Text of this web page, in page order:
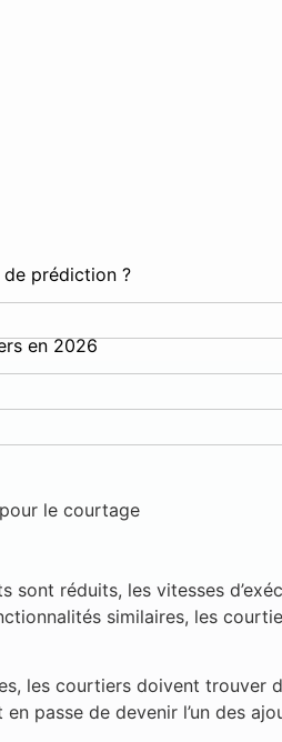
prédiction ?
en 2026
le courtage
réduits, les vitesses
similaires, les
les courtiers doivent trouver
passe de devenir l’un des